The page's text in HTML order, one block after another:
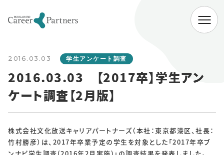
2016.03.03 学生アンケート調査
2016.03.03 【2017卒】学生アン
ケート調査【2月版】
株式会社文化放送キャリアパートナーズ（本社：東京都港区、社長：
竹村勝彦）は、2017年卒業予定の学生を対象とした「2017年卒ブ
会社情報
代表挨拶 経営理念 会社概要
SERVICE
企業向けサービス 病院向けサービス
大学向けサービス 就職情報研究所